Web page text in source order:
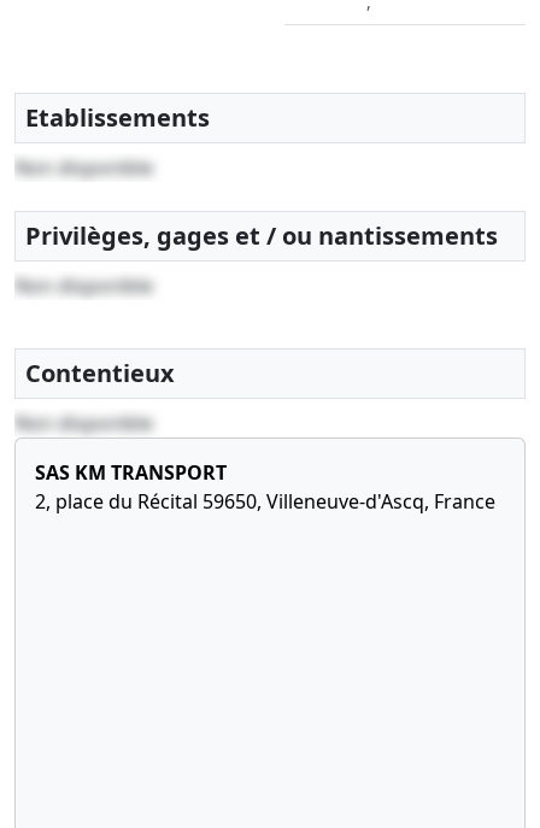
Etablissements
Non disponible
Privilèges, gages et / ou nantissements
Non disponible
Contentieux
Non disponible
SAS KM TRANSPORT
2, place du Récital 59650, Villeneuve-d'Ascq, France